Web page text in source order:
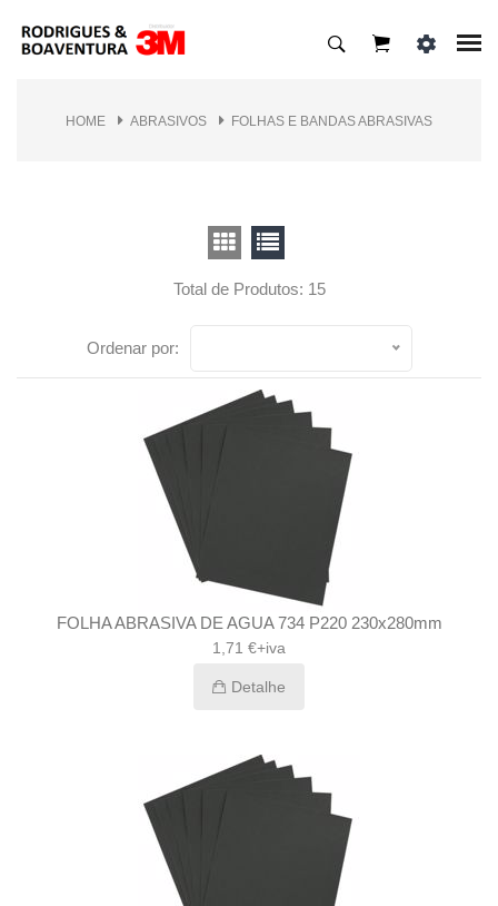
HOME ABRASIVOS FOLHAS E BANDAS ABRASIVAS
Total de Produtos: 15
Ordenar por:
FOLHA ABRASIVA DE AGUA 734 P220 230x280mm
1,71 €+iva
Detalhe